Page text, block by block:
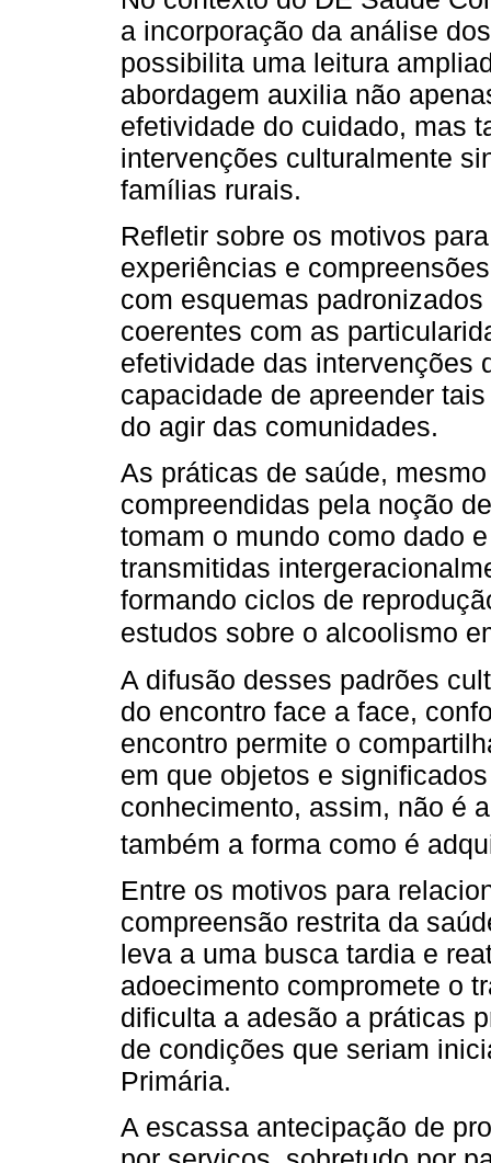
a incorporação da análise
possibilita uma leitura
abordagem auxilia não
efetividade do cuidado, mas
intervenções culturalmente
famílias rurais.
Refletir sobre os motivos
experiências e
com esquemas
coerentes com as
efetividade das intervenções
capacidade de apreender
do agir das comunidades.
As práticas de saúde,
compreendidas pela noção
tomam o mundo como dado
transmitidas
formando ciclos de
estudos sobre o alcoolismo
A difusão desses padrões
do encontro face a face,
encontro permite o
em que objetos e
conhecimento, assim, não é
também a forma como é
Entre os motivos para
compreensão restrita da
leva a uma busca tardia e
adoecimento compromete o
dificulta a adesão a práticas
de condições que seriam
Primária.
A escassa antecipação de